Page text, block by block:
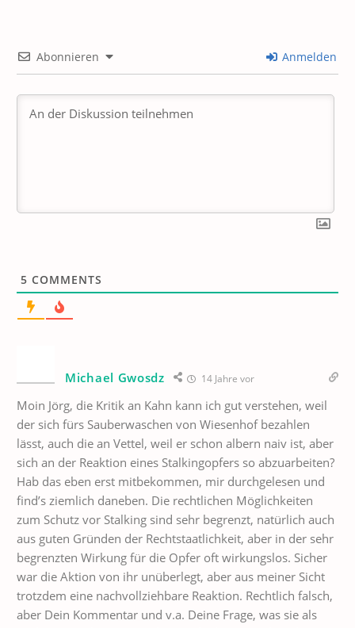
Abonnieren Anmelden
5 COMMENTS
Michael Gwosdz 14 Jahre vor
Moin Jörg, die Kritik an Kahn kann ich gut verstehen, weil
der sich fürs Sauberwaschen von Wiesenhof bezahlen
lässt, auch die an Vettel, weil er schon albern naiv ist, aber
sich an der Reaktion eines Stalkingopfers so abzuarbeiten?
Hab das eben erst mitbekommen, mir durchgelesen und
find’s ziemlich daneben. Die rechtlichen Möglichkeiten
zum Schutz vor Stalking sind sehr begrenzt, natürlich auch
aus guten Gründen der Rechtstaatlichkeit, aber in der sehr
begrenzten Wirkung für die Opfer oft wirkungslos. Sicher
war die Aktion von ihr unüberlegt, aber aus meiner Sicht
trotzdem eine nachvollziehbare Reaktion. Rechtlich falsch,
aber Dein Kommentar und v.a. Deine Frage, was sie als